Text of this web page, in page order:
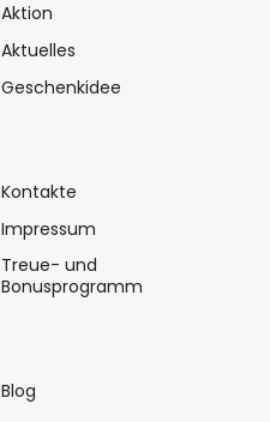
Aktion
Aktuelles
Geschenkidee
Kontakte
Impressum
Treue- und
Bonusprogramm
Blog